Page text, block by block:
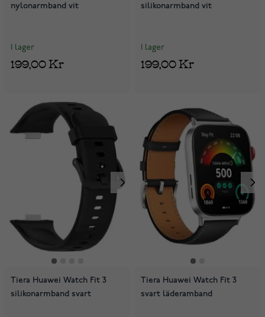
nylonarmband vit
I lager
199,00 Kr
silikonarmband vit
I lager
199,00 Kr
Tiera Huawei Watch Fit 3
silikonarmband svart
Tiera Huawei Watch Fit 3
svart läderamband